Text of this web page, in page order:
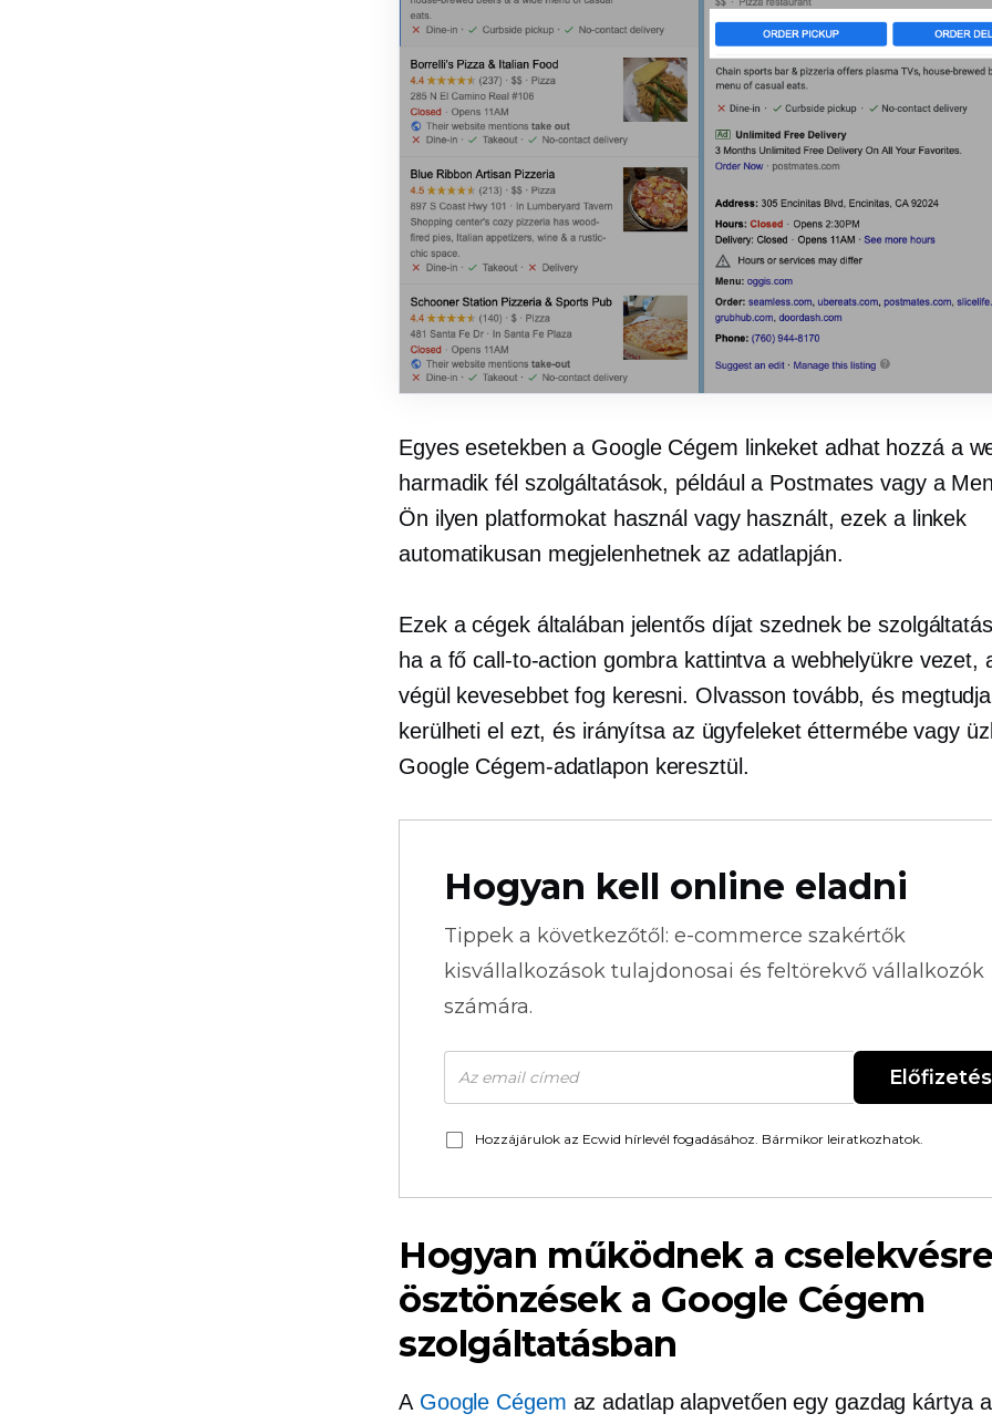
Egyes esetekben a Google Cégem linkeket adhat hozzá a
harmadik fél szolgáltatások, például a Postmates vagy a
Ön ilyen platformokat használ vagy használt, ezek a linkek
automatikusan megjelenhetnek az adatlapján.
Ezek a cégek általában jelentős díjat szednek be
ha a főcall-to-action gombra kattintva a webhelyükre vezet,
végül kevesebbet fog keresni. Olvasson tovább, és
kerülheti el ezt, és irányítsa az ügyfeleket éttermébe vagy
Google Cégem-adatlapon keresztül.
Hogyan kell online eladni
Tippek a következőtől: e-commerce szakértők
kisvállalkozások tulajdonosai és feltörekvő vállalkozók
számára.
Előfizetés
Hozzájárulok az Ecwid hírlevél fogadásához. Bármikor leiratkozhatok.
Hogyan működnek a
ösztönzések a Google Cégem
szolgáltatásban
A Google Cégem az adatlap alapvetően egy gazdag kártya